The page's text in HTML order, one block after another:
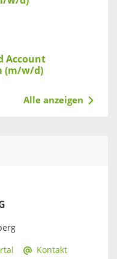
Account
(m/w/d)
Alle anzeigen
Kontakt